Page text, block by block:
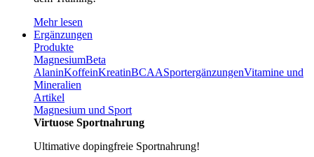
Mehr lesen
Ergänzungen
Produkte
MagnesiumBeta
AlaninKoffeinKreatinBCAASportergänzungenVitamine und
Mineralien
Artikel
Magnesium und Sport
Virtuose Sportnahrung
Ultimative dopingfreie Sportnahrung!